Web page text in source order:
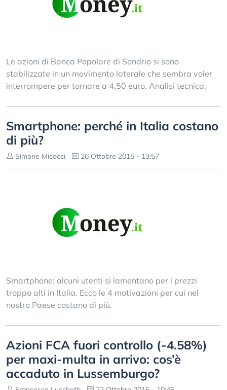
Le azioni di Banca Popolare di Sondrio si sono
stabilizzate in un movimento laterale che sembra voler
interrompere per tornare a 4,50 euro. Analisi tecnica.
Smartphone: perché in Italia costano
di più?
Simone Micocci 26 Ottobre 2015 - 13:57
Smartphone: alcuni utenti si lamentano per i prezzi
troppo alti in Italia. Ecco le 4 motivazioni per cui nel
nostro Paese costano di più.
Azioni FCA fuori controllo (-4.58%)
per maxi-multa in arrivo: cos’è
accaduto in Lussemburgo?